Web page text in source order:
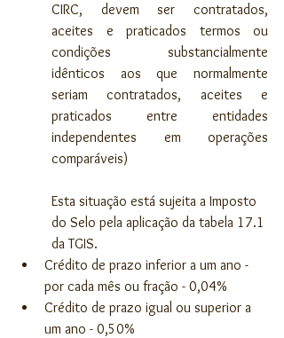
CIRC, devem ser contratados,
aceites e praticados termos ou
condições substancialmente
idênticos aos que normalmente
seriam contratados, aceites e
praticados entre entidades
independentes em operações
comparáveis)
Esta situação está sujeita a Imposto
do Selo pela aplicação da tabela 17.1
da TGIS.
Crédito de prazo inferior a um ano -
por cada mês ou fração - 0,04%
Crédito de prazo igual ou superior a
um ano - 0,50%